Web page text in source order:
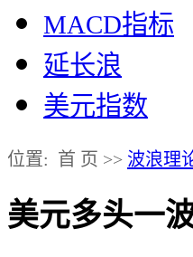
MACD指标
延长浪
美元指数
位置: 首 页 >> 波浪理
美元多头一